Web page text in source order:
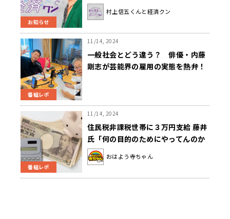
お知らせ
集！『村上信五くんと経済クン』
村上信五くんと経済クン
番組レポ
11/14, 2024
一般社会とどう違う？ 俳優・内藤
剛志が芸能界の雇用の実態を熱弁！
番組レポ
11/14, 2024
住民税非課税世帯に３万円支給 藤井
氏「何の目的のためにやってんのか
っていうことですよね」
おはよう寺ちゃん